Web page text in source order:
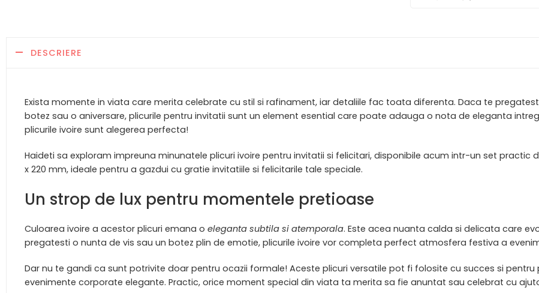
DESCRIERE
Exista momente in viata care merita celebrate cu stil si rafinament, iar detaliile fac toata diferenta. Daca te
botez sau o aniversare, plicurile pentru invitatii sunt un element esential care poate adauga o nota de eleganta
plicurile ivoire sunt alegerea perfecta!
Haideti sa exploram impreuna minunatele plicuri ivoire pentru invitatii si felicitari, disponibile acum intr-un set practic
x 220 mm, ideale pentru a gazdui cu gratie invitatiile si felicitarile tale speciale.
Un strop de lux pentru momentele pretioase
Culoarea ivoire a acestor plicuri emana o eleganta subtila si atemporala. Este acea nuanta calda si delicata care
pregatesti o nunta de vis sau un botez plin de emotie, plicurile ivoire vor completa perfect atmosfera festiva a
Dar nu te gandi ca sunt potrivite doar pentru ocazii formale! Aceste plicuri versatile pot fi folosite cu succes si
evenimente corporate elegante. Practic, orice moment special din viata ta merita sa fie anuntat sau celebrat cu